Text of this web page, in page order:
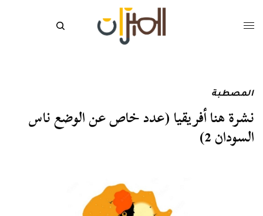
المصطبة
نشرة هنا أفريقيا (عدد خاص عن الوضع ناس
السودان 2)